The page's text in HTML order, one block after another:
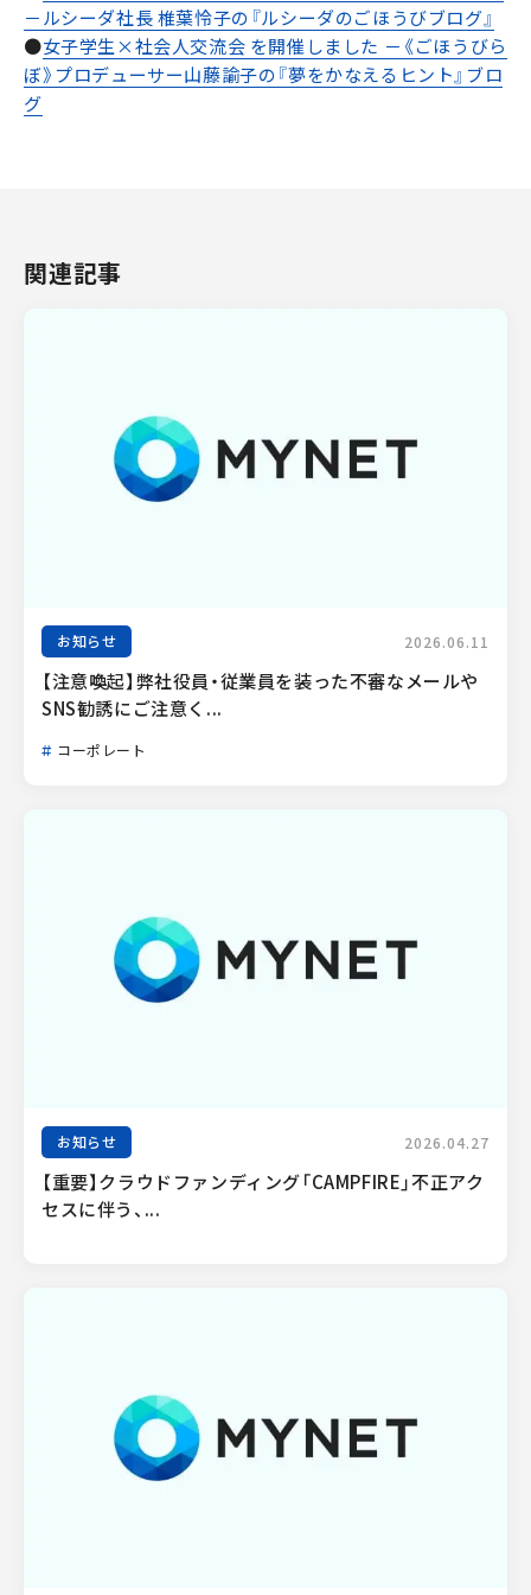
－ルシーダ社長 椎葉怜子の『ルシーダのごほうびブログ』
●女子学生×社会人交流会 を開催しました －《ごほうびら
ぼ》プロデューサー山藤諭子の『夢をかなえるヒント』ブロ
グ
関連記事
お知らせ 2026.06.11
【注意喚起】弊社役員・従業員を装った不審なメールや
SNS勧誘にご注意く...
コーポレート
お知らせ 2026.04.27
【重要】クラウドファンディング「CAMPFIRE」不正アク
セスに伴う、...